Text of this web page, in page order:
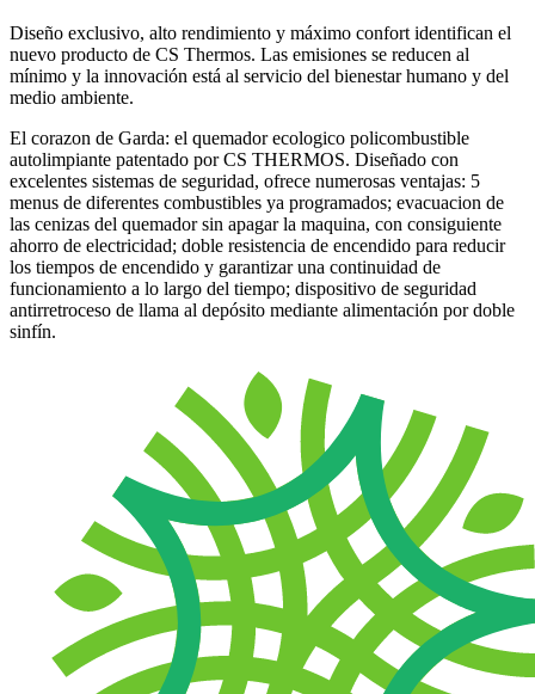
Diseño exclusivo, alto rendimiento y máximo confort identifican el
nuevo producto de CS Thermos. Las emisiones se reducen al
mínimo y la innovación está al servicio del bienestar humano y del
medio ambiente.
El corazon de Garda: el quemador ecologico policombustible
autolimpiante patentado por CS THERMOS. Diseñado con
excelentes sistemas de seguridad, ofrece numerosas ventajas: 5
menus de diferentes combustibles ya programados; evacuacion de
las cenizas del quemador sin apagar la maquina, con consiguiente
ahorro de electricidad; doble resistencia de encendido para reducir
los tiempos de encendido y garantizar una continuidad de
funcionamiento a lo largo del tiempo; dispositivo de seguridad
antirretroceso de llama al depósito mediante alimentación por doble
sinfín.